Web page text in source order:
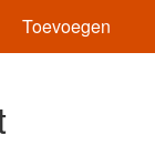
Toevoegen